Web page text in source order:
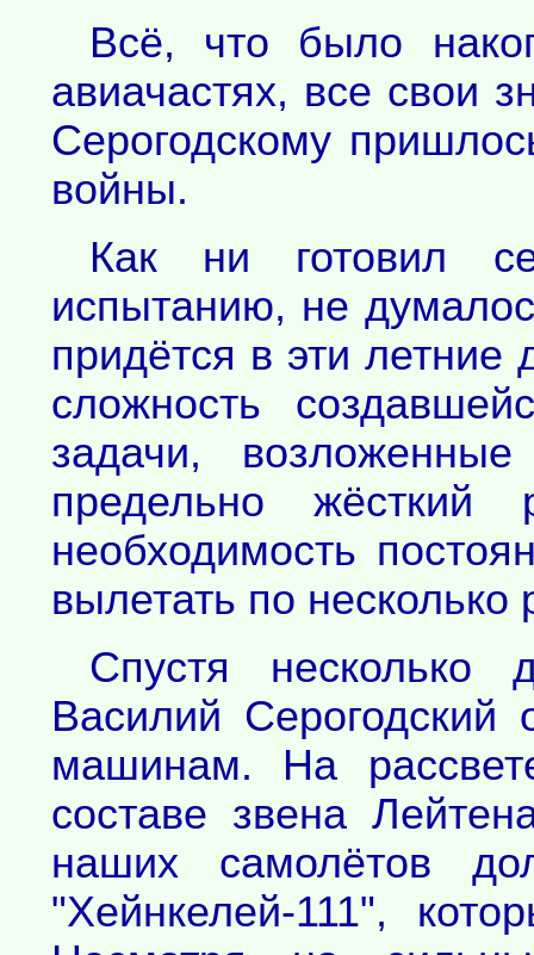
Всё, что было
авиачастях, все свои
Серогодскому
войны.
Как ни готовил
испытанию, не
придётся в эти
сложность
задачи,
предельно жёсткий
необходимость
вылетать по несколько
Спустя несколько
Василий
машинам. На
составе звена
наших самолётов
"Хейнкелей-111",